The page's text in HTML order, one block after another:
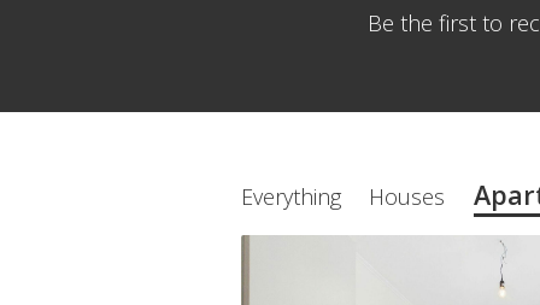
Be the first to
Everything Houses